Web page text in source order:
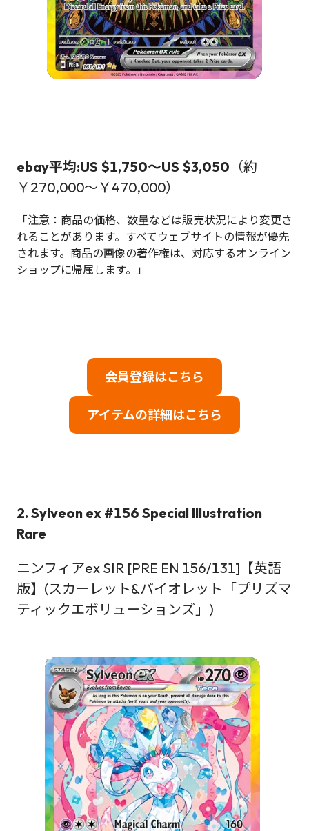
ebay平均:US $1,750～US $3,050 （約
￥270,000～￥470,000）
「注意：商品の価格、数量などは販売状況により変更さ
れることがあります。すべてウェブサイトの情報が優先
されます。商品の画像の著作権は、対応するオンライン
ショップに帰属します。」
会員登録はこちら
アイテムの詳細はこちら
2. Sylveon ex #156 Special Illustration
Rare
ニンフィアex SIR [PRE EN 156/131]【英語
版】(スカーレット&バイオレット「プリズマ
ティックエボリューションズ」)